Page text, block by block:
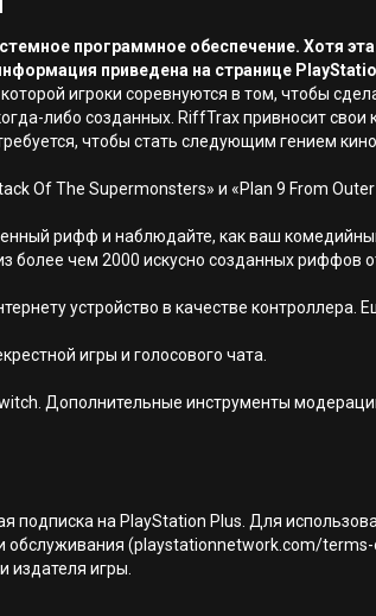
программное обеспечение. Хотя
приведена на странице
игроки соревнуются в том, чтобы
либо созданных. RiffTrax привносит
чтобы стать следующим гением
Of The Supermonsters» и «Plan 9 From
рифф и наблюдайте, как ваш
более чем 2000 искусно созданных риффов
устройство в качестве контроллера.
игры и голосового чата.
Дополнительные инструменты
подписка на PlayStation Plus. Для
обслуживания (playstationnetwork.com/
игры.